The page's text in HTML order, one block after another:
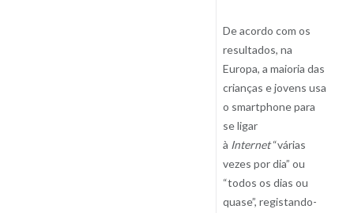
De acordo com os
resultados, na
Europa, a maioria das
crianças e jovens usa
o smartphone para
se ligar
à Internet“várias
vezes por dia” ou
“todos os dias ou
quase”, registando-